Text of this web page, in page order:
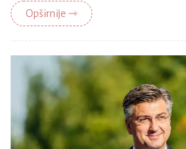
Opširnije ⇾